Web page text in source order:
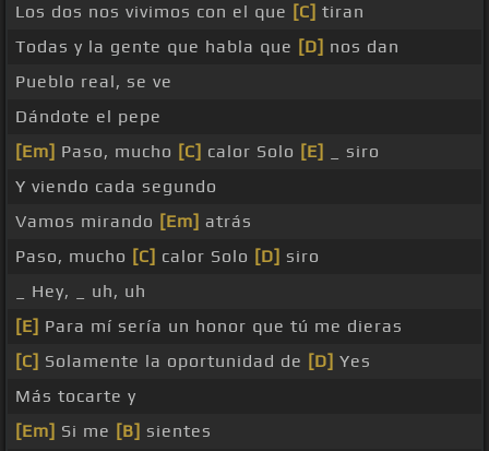
Los dos nos vivimos con el que [C] tiran
Todas y la gente que habla que [D] nos dan
Pueblo real, se ve
Dándote el pepe
[Em] Paso, mucho [C] calor Solo [E]
_ siro
Y viendo cada segundo
Vamos mirando [Em] atrás
Paso, mucho [C] calor Solo [D] siro
_ Hey, _ uh, uh
[E] Para mí sería un honor que tú me dieras
[C] Solamente la oportunidad de [D] Yes
Más tocarte y
[Em] Si me [B] sientes